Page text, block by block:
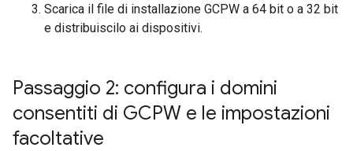
Scarica il file di installazione GCPW a 64 bit o a 32 bit
e distribuiscilo ai dispositivi.
Passaggio 2: configura i domini
consentiti di GCPW e le impostazioni
facoltative